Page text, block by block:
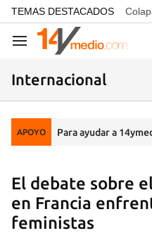
common.go-to-content
TEMAS DESTACADOS
Navegación
Internacional
APOYO Para ayudar a
El debate sobre
en Francia
feministas